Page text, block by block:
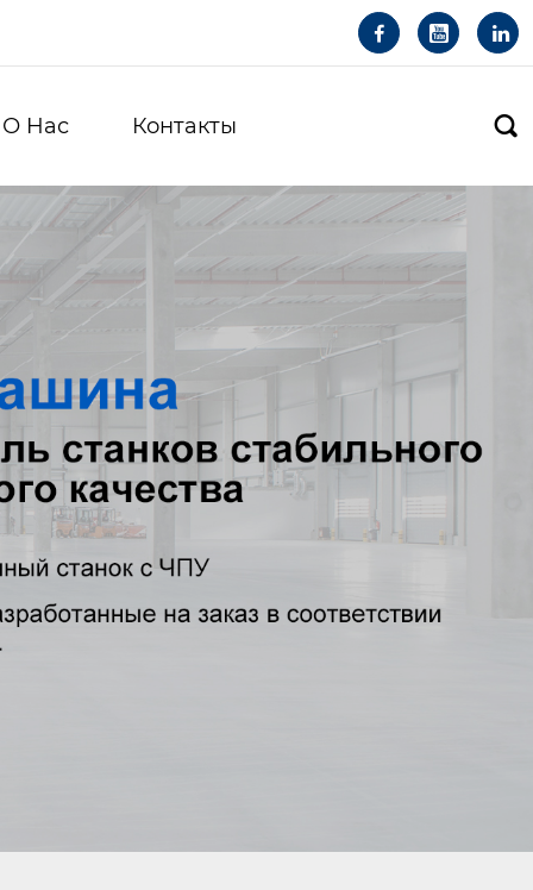
  
О Hас Контакты 